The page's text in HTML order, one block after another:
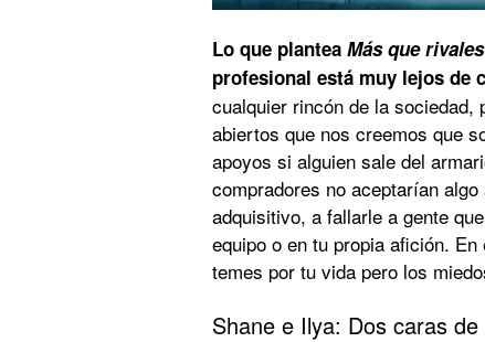
Lo que plantea Más que rivales
profesional está muy lejos de
cualquier rincón de la sociedad,
abiertos que nos creemos que
apoyos si alguien sale del
compradores no aceptarían
adquisitivo, a fallarle a gente
equipo o en tu propia afición.
temes por tu vida pero los
Shane e Ilya: Dos caras